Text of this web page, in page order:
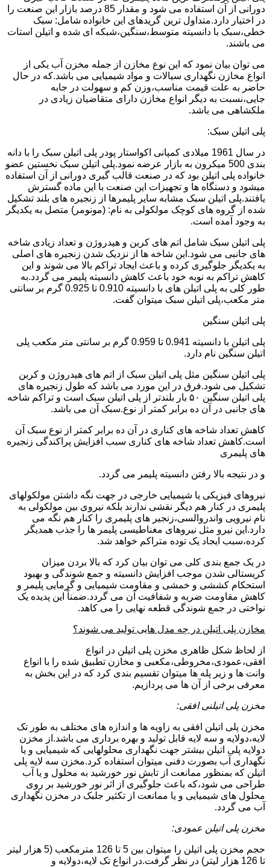
دورانی از آن استفاده می شود و مقدار 85 درصد بازار این صنعت را
در اختیار دارد.متداول ترین گریدهای این خانواده شامل: سبک
خطی،سبک با دانسیته متوسط،سنگین،شبکه ای شده و اتیلن استات
می باشند.
می توان بیان نمود که این نوع مخازن از جمله مخزن آب یکی از
انواع مخازن نگهداری سیالات و مواد شیمیایی می باشد.که در حال
حاضر به علت قیمت مناسب،وزن کم و سهولت در جابه
جایی،نسبت به دیگر انواع مخازن دارای متقاضیان زیادی در
ملکشاهی می باشد.
پلی اتیلن سبک:
در سال 1961 میلادی کمپانی اکواستار پودر پلی اتیلن سبک را با دانه
بندی 500 میکرون به بازار عرضه نمود.پلی اتیلن سبک نخستین عضو
خانواده پلی اتیلن بود که در صنعت قالب گیری دورانی از آن استفاده
میشود و دستگاه ها و تجهیزات این صنعت با این ماده گسترش
یافتند.پلی اتیلن سبک مشابه سایر پلیمرها از زنجیره های بلند تشکیل
شده از گروه های کوچک مولکولی به نام: (مونومر) متصل به یکدیگر
به وجود آمده است.
پلی اتیلن سبک شامل اتم های کربن و هیدروژن و تعداد زیادی شاخه
های جانبی می شود.این شاخه ها از نزدیک شدن زنجیره های اصلی
به یکدیگر جلوگیری کرده و باعث ایجاد تراکم بالا می شوند و این
کاهش تراکم به نوبه خود باعث کاهش دانسیته پلیمر می گردد.به
طور کلی به پلی اتیلن های با دانسیته 0.910 تا 0.925 گرم بر سانتی
متر مکعب،پلی اتیلن سبک میتوان گفت.
پلی اتیلن سنگین
پلی اتیلن با دانسیته 0.941 تا 0.959 گرم بر سانتی متر مکعب پلی
اتیلن سنگین نام دارد.
پلی اتیلن سنگین مثل پلی اتیلن سبک از اتم های هیدروژن و کربن
تشکیل می شود.فرق در این مورد می باشد که طول زنجیره های
پلی اتیلن سنگین ۵۰ بار بلندتر از پلی اتیلن سبک است و تراکم شاخه
های جانبی در آن ده برابر کمتر از نوع.سبک آن می باشد.
کاهش تعداد شاخه های کناری در آن ده برابر کمتر از نوع سبک آن
است.کاهش تعداد شاخه های کناری سبب افزایش پراکندگی زنجیره
های پلیمری
و در نتیجه بالا رفتن دانسیته پلیمر می گردد.
نیروهای فیزیکی یا شیمیایی خارجی در جهت نگه داشتن مولکولهای
پلیمری در کنار هم دیگر نقشی ندارند بلکه نیروی بین مولکولی به
نام نیرویی واندروالسی،زنجیر های پلیمری را کنار هم نگه می
دارد.این نیرو مثل نیروهای مغناطیسی پلیمر ها را جذب همدیگر
کرده،سبب ایجاد یک توده متراکم خواهد شد.
در یک جمع بندی کلی می توان بیان کرد که بالا بردن میزان
کریستالی شدن موجب افزایش دانسیته و جمع شوندگی و بهبود
استحکام کششی و خمشی و مقاومت شیمیایی و گرمایی پلیمر و
کاهش مقاومت ضربه و شفافیت آن می گردد.ضمناً این پدیده یک
نواختی در جمع شوندگی قطعه نهایی را می کاهد.
مخازن پلی اتیلن در چه مدل هایی تولید می شوند؟
از لحاظ شکل ظاهری مخزن پلی اتیلن در انواع
افقی،عمودی،مخروطی،مکعبی و مخازن تطبیق شده را با انواع
وانت ها و زیر پله ها میتوان تقسیم بندی کرد که در این بخش به
معرفی برخی از آن ها می پردازیم.
مخزن پلی اتیلنی افقی:
مخزن پلی اتیلن افقی به زاویه ها و اندازه های مختلف به طور تک
لایه،دولایه و سه لایه قابل تولید و بهره برداری می باشد.از مخزن
دولایه پلی اتیلن بیشتر جهت نگهداری محلولهایی که شیمیایی و یا
نگهداری آب بصورت دفنی میتوان استفاده کرد.مخزن سه لایه پلی
اتیلن که بمنظور ممانعت از تابش نور خورشید به محلول و یا آب
طراحی می شود،که باعث جلوگیری از اثر نور خورشید بر روی
محلول های شیمیایی و یا ممانعت از تکثیر جلبک در مخزن نگهداری
آب می گردد.
مخزن پلی اتیلن عمودی:
حجم مخزن پلی اتیلن را میتوان بین 5 تا 126 مترمکعب (5 هزار لیتر
تا 126 هزار لیتر) در نظر گرفت.در انواع تک لایه،دولایه و